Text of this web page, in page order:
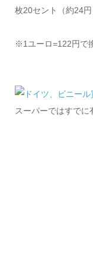
枚20セント（約24
※1ユーロ=122円で
スーパーではすで